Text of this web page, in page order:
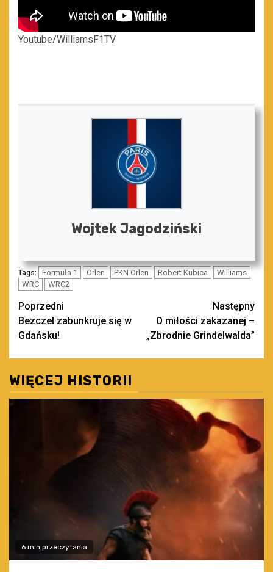
Youtube/WilliamsF1TV
Wojtek Jagodziński
Tags: Formuła 1 Orlen PKN Orlen Robert Kubica
Williams
WRC
WRC2
Zobacz
wpisy
Poprzedni
Bezczel zabunkruje się w
Gdańsku!
Następny
O miłości zakazanej –
„Zbrodnie Grindelwalda”
WIĘCEJ HISTORII
6 min przeczytania